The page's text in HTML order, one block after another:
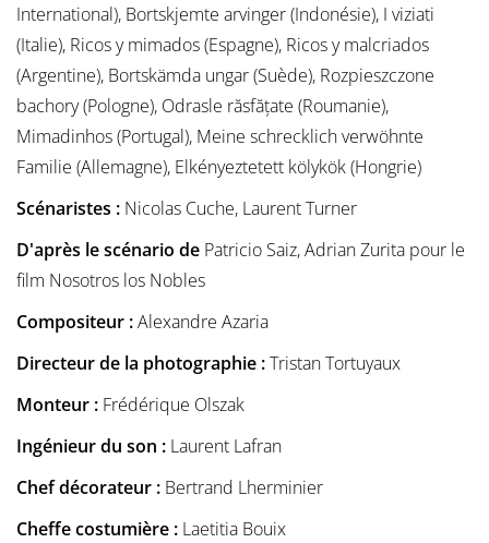
International), Bortskjemte arvinger (Indonésie), I viziati
(Italie), Ricos y mimados (Espagne), Ricos y malcriados
(Argentine), Bortskämda ungar (Suède), Rozpieszczone
bachory (Pologne), Odrasle răsfățate (Roumanie),
Mimadinhos (Portugal), Meine schrecklich verwöhnte
Familie (Allemagne), Elkényeztetett kölykök (Hongrie)
Scénaristes : Nicolas Cuche, Laurent Turner
D'après le scénario de Patricio Saiz, Adrian Zurita pour le
film Nosotros los Nobles
Compositeur :Alexandre Azaria
Directeur de la photographie :Tristan Tortuyaux
Monteur : Frédérique Olszak
Ingénieur du son : Laurent Lafran
Chef décorateur : Bertrand Lherminier
Cheffe costumière : Laetitia Bouix